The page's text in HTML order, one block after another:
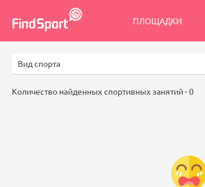
ПЛОЩАДКИ
Количество найденных спортивных занятий -0